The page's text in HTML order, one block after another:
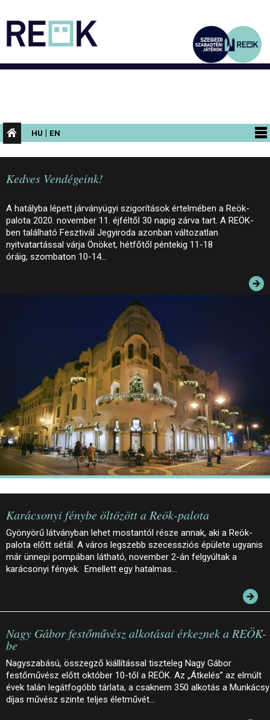
HU | EN
PROGRAMOK
AZ ÉPÜLET
INFORMÁCIÓK
KONFERENCIA
ELÉRHETŐSÉG
PALOTASÉTÁK ÉS VEZETÉSEK
KÖZÉRDEKŰ ADATOK
Kedves Vendégeink!
A hatályba lépett járványügyi szigorítások értelmében a Reök-
palota 2020. november 11. éjféltől 30 napig zárva tart. A REÖK-
ben található Fesztivál Jegyiroda azonban változatlan
nyitvatartással várja Önöket, hétfőtől péntekig 11-18
óráig, szombaton 10-14…
Karácsonyi fénybe öltözött a Reök-palota
Gyönyörű látványban lehet mostantól része annak, aki a Reök-
palota előtt sétál. A város legszebb szecessziós épülete ugyanis
már ünnepi pompában látható, november 2-án felgyúltak a
karácsonyi fények. Emellett egy hatalmas…
Nagy Gábor festőművész alkotásai érkeznek a REÖK-
be
Nagyszabású, összegző kiállítással tiszteleg Nagy Gábor
festőművész előtt október 10-től a REÖK. Az „Átkelés” az elmúlt
évek talán legátfogóbb tárlata, a csaknem 350 alkotás a
díjas művész szinte teljes életművét…